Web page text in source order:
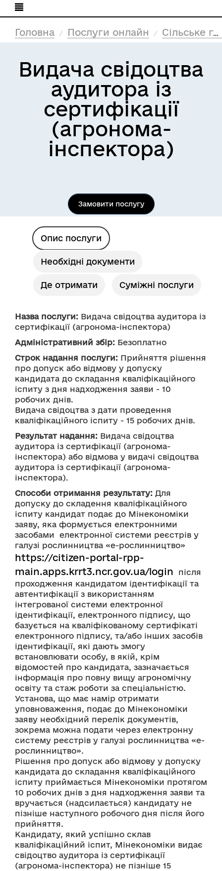
Головна Послуги онлайн Сільське господарство
Видача свідоцтва
аудитора із
сертифікації
(агронома-
інспектора)
Замовити послугу
Опис послуги
Необхідні документи
Де отримати Суміжні послуги
Назва послуги: Видача свідоцтва аудитора із
сертифікації (агронома-інспектора)
Адміністративний збір: Безоплатно
Строк надання послуги: Прийняття рішення
про допуск або відмову у допуску
кандидата до складання кваліфікаційного
іспиту з дня надходження заяви - 10
робочих днів.
Видача свідоцтва з дати проведення
кваліфікаційного іспиту - 15 робочих днів.
Результат надання: Видача свідоцтва
аудитора із сертифікації (агронома-
інспектора) або відмова у видачі свідоцтва
аудитора із сертифікації (агронома-
інспектора).
Способи отримання результату: Для
допуску до складення кваліфікаційного
іспиту кандидат подає до Мінекономіки
заяву, яка формується електронними
засобами  електронної системи реєстрів у
https://citizen-portal-rpp-
main.apps.krrt3.ncr.gov.ua/login
  після
проходження кандидатом ідентифікації та
автентифікації з використанням
інтегрованої системи електронної
ідентифікації, електронного підпису, що
базується на кваліфікованому сертифікаті
електронного підпису, та/або інших засобів
ідентифікації, які дають змогу
встановлювати особу, в якій, крім
відомостей про кандидата, зазначається
інформація про повну вищу агрономічну
освіту та стаж роботи за спеціальністю.
Установа, що має намір отримати
уповноваження, подає до Мінекономіки
заяву необхідний перелік документів,
зокрема можна подати через електронну
систему реєстрів у галузі рослинництва «е-
рослинництво».
Рішення про допуск або відмову у допуску
кандидата до складання кваліфікаційного
іспиту приймається Мінекономіки протягом
10 робочих днів з дня надходження заяви та
вручається (надсилається) кандидату не
пізніше наступного робочого дня після його
прийняття.
Кандидату, який успішно склав
кваліфікаційний іспит, Мінекономіки видає
свідоцтво аудитора із сертифікації
(агронома-інспектора) не пізніше 15